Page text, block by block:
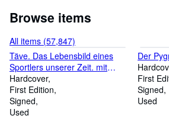
Browse items
All items (57,847)
Täve. Das Lebensbild eines
Sportlers unserer Zeit. mit
Widmung von TÄVE auf
Titelseite!
Hardcover
First Edition
Signed
Used
Der
First
Signed
Used